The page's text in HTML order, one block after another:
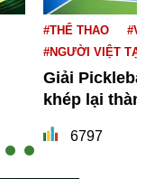
#THỂ THAO
#NGƯỜI VIỆT TẠI
Giải
khép lại
6797